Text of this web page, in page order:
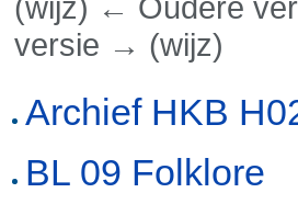
(wijz) ← Oudere
versie → (wijz)
Archief HKB
BL 09 Folklore